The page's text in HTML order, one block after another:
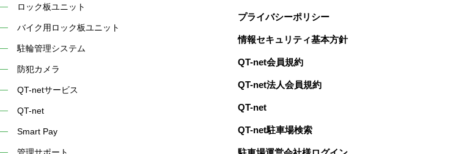
ロック板ユニット
バイク用ロック板ユニット
駐輪管理システム
防犯カメラ
QT-netサービス
QT-net
Smart Pay
プライバシーポリシー
情報セキュリティ基本方針
QT-net会員規約
QT-net法人会員規約
QT-net
QT-net駐車場検索